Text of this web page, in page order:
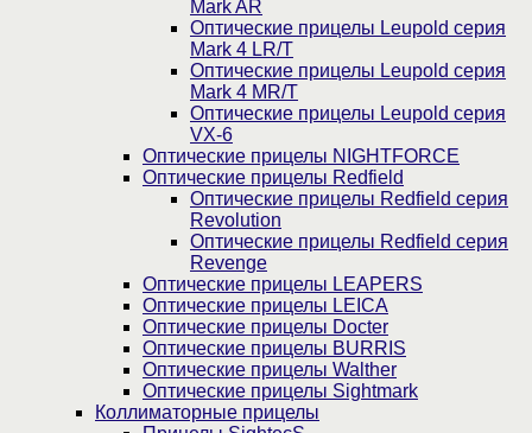
Mark AR
Оптические прицелы Leupold серия
Mark 4 LR/T
Оптические прицелы Leupold серия
Mark 4 MR/T
Оптические прицелы Leupold серия
VX-6
Оптические прицелы NIGHTFORCE
Оптические прицелы Redfield
Оптические прицелы Redfield серия
Revolution
Оптические прицелы Redfield серия
Revenge
Оптические прицелы LEAPERS
Оптические прицелы LEICA
Оптические прицелы Docter
Оптические прицелы BURRIS
Оптические прицелы Walther
Оптические прицелы Sightmark
Коллиматорные прицелы